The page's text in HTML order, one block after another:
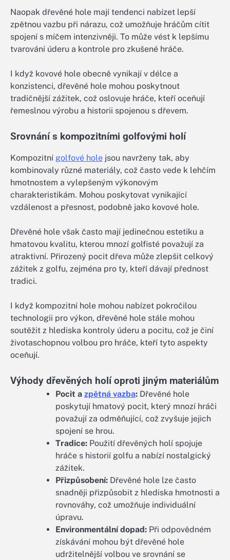
Naopak dřevěné hole mají tendenci nabízet lepší
zpětnou vazbu při nárazu, což umožňuje hráčům cítit
spojení s míčem intenzivněji. To může vést k lepšímu
tvarování úderu a kontrole pro zkušené hráče.
I když kovové hole obecně vynikají v délce a
konzistenci, dřevěné hole mohou poskytnout
tradičnější zážitek, což oslovuje hráče, kteří oceňují
řemeslnou výrobu a historii spojenou s dřevem.
Srovnání s kompozitními golfovými holí
Kompozitní golfové hole jsou navrženy tak, aby
kombinovaly různé materiály, což často vede k lehčím
hmotnostem a vylepšeným výkonovým
charakteristikám. Mohou poskytovat vynikající
vzdálenost a přesnost, podobně jako kovové hole.
Dřevěné hole však často mají jedinečnou estetiku a
hmatovou kvalitu, kterou mnozí golfisté považují za
atraktivní. Přirozený pocit dřeva může zlepšit celkový
zážitek z golfu, zejména pro ty, kteří dávají přednost
tradici.
I když kompozitní hole mohou nabízet pokročilou
technologii pro výkon, dřevěné hole stále mohou
soutěžit z hlediska kontroly úderu a pocitu, což je činí
životaschopnou volbou pro hráče, kteří tyto aspekty
oceňují.
Výhody dřevěných holí oproti jiným materiálům
Pocit a zpětná vazba: Dřevěné hole
poskytují hmatový pocit, který mnozí hráči
považují za odměňující, což zvyšuje jejich
spojení se hrou.
Tradice: Použití dřevěných holí spojuje
hráče s historií golfu a nabízí nostalgický
zážitek.
Přizpůsobení: Dřevěné hole lze často
snadněji přizpůsobit z hlediska hmotnosti a
rovnováhy, což umožňuje individuální
úpravu.
Environmentální dopad: Při odpovědném
získávání mohou být dřevěné hole
udržitelnější volbou ve srovnání se